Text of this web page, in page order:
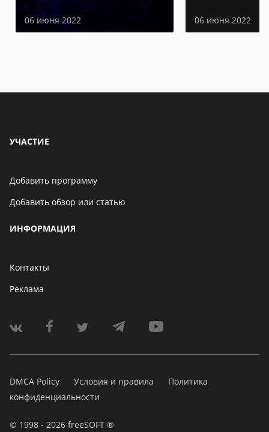
06 июня 2022 06 июня 2022
УЧАСТИЕ
Добавить программу
Добавить обзор или статью
ИНФОРМАЦИЯ
Контакты
Реклама
DMCA Policy Условия и правила
Политика
конфиденциальности
© 1998 - 2026 freeSOFT ®